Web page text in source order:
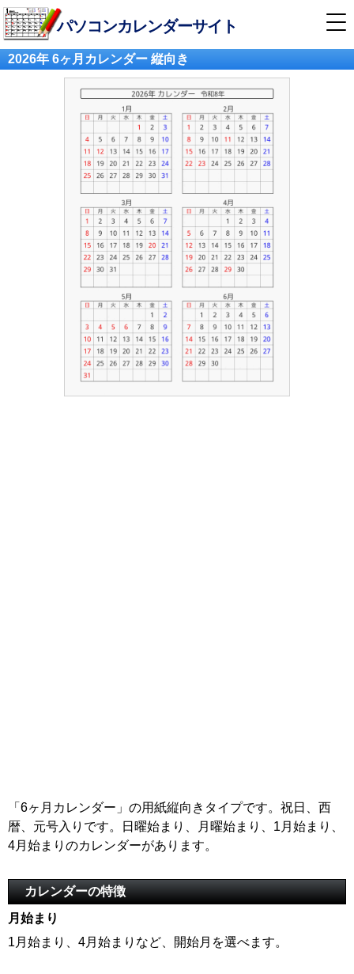
パソコンカレンダーサイト
2026年 6ヶ月カレンダー 縦向き
「6ヶ月カレンダー」の用紙縦向きタイプです。祝日、西
暦、元号入りです。日曜始まり、月曜始まり、1月始まり、
4月始まりのカレンダーがあります。
カレンダーの特徴
月始まり
1月始まり、4月始まりなど、開始月を選べます。